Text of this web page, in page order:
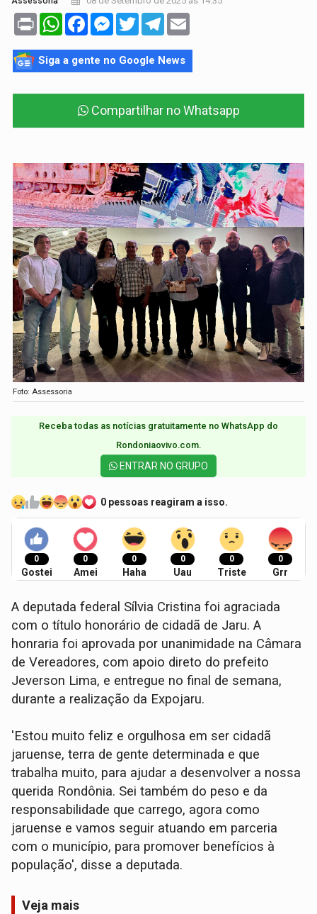
Print WhatsAppFacebookMessenger
TwitterTelegram
Siga a gente no Google News
Compartilhar no Whatsapp
Foto: Assessoria
Receba todas as notícias gratuitamente no WhatsApp do
Rondoniaovivo.com.​
ENTRAR NO GRUPO
0 pessoas reagiram a isso.
0
Gostei
0
Amei
0
Haha
0
Uau
0
Triste
0
Grr
A deputada federal Sílvia Cristina foi agraciada
com o título honorário de cidadã de Jaru. A
honraria foi aprovada por unanimidade na Câmara
de Vereadores, com apoio direto do prefeito
Jeverson Lima, e entregue no final de semana,
durante a realização da Expojaru.
'Estou muito feliz e orgulhosa em ser cidadã
jaruense, terra de gente determinada e que
trabalha muito, para ajudar a desenvolver a nossa
querida Rondônia. Sei também do peso e da
responsabilidade que carrego, agora como
jaruense e vamos seguir atuando em parceria
com o município, para promover benefícios à
população', disse a deputada.
Veja mais